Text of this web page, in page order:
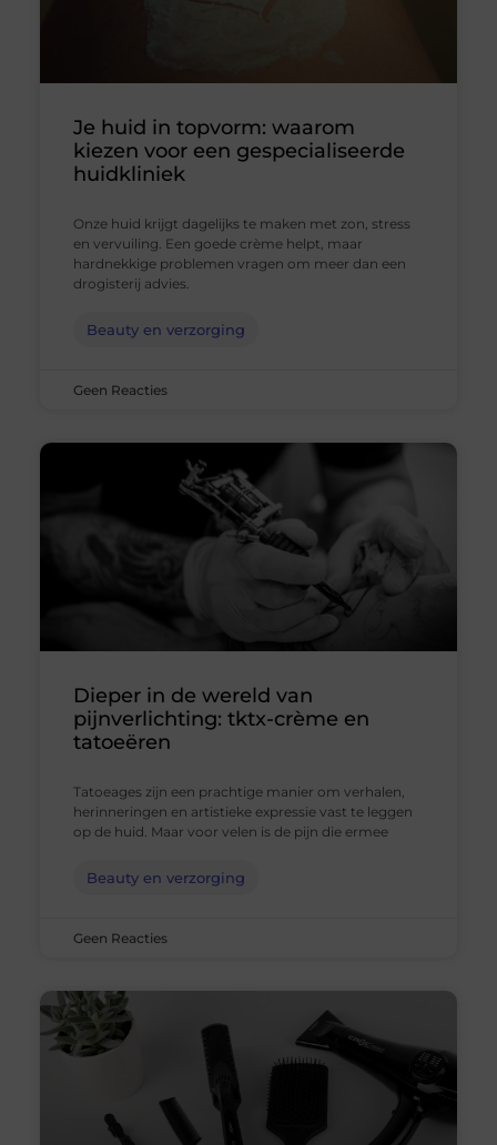
Je huid in topvorm: waarom
kiezen voor een gespecialiseerde
huidkliniek
Onze huid krijgt dagelijks te maken met zon, stress
en vervuiling. Een goede crème helpt, maar
hardnekkige problemen vragen om meer dan een
drogisterij advies.
Beauty en verzorging
Geen Reacties
Dieper in de wereld van
pijnverlichting: tktx-crème en
tatoeëren
Tatoeages zijn een prachtige manier om verhalen,
herinneringen en artistieke expressie vast te leggen
op de huid. Maar voor velen is de pijn die ermee
Beauty en verzorging
Geen Reacties